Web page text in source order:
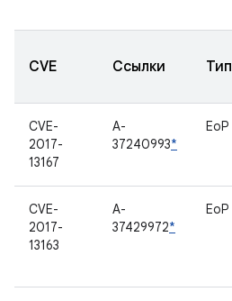
CVE Ссылки Тип
CVE-
2017-
13167
A-
37240993*
EoP
CVE-
2017-
13163
A-
37429972*
EoP